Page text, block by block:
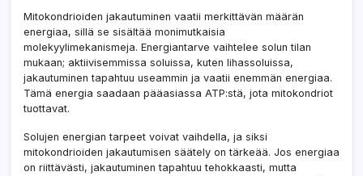
Mitokondrioiden jakautuminen vaatii merkittävän määrän
energiaa, sillä se sisältää monimutkaisia
molekyylimekanismeja. Energiantarve vaihtelee solun tilan
mukaan; aktiivisemmissa soluissa, kuten lihassoluissa,
jakautuminen tapahtuu useammin ja vaatii enemmän energiaa.
Tämä energia saadaan pääasiassa ATP:stä, jota mitokondriot
tuottavat.
Solujen energian tarpeet voivat vaihdella, ja siksi
mitokondrioiden jakautumisen säätely on tärkeää. Jos energiaa
on riittävästi, jakautuminen tapahtuu tehokkaasti, mutta